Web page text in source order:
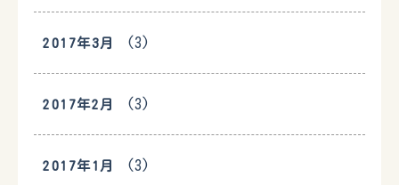
2017年3月 (3)
2017年2月 (3)
2017年1月 (3)